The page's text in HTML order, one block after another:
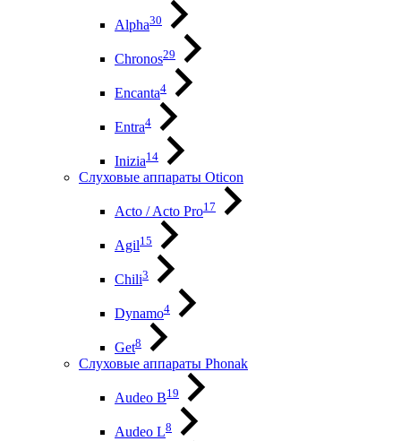
Alpha30
Chronos29
Encanta4
Entra4
Inizia14
Слуховые аппараты Oticon
Acto / Acto Pro17
Agil15
Chili3
Dynamo4
Get8
Слуховые аппараты Phonak
Audeo B19
Audeo L8